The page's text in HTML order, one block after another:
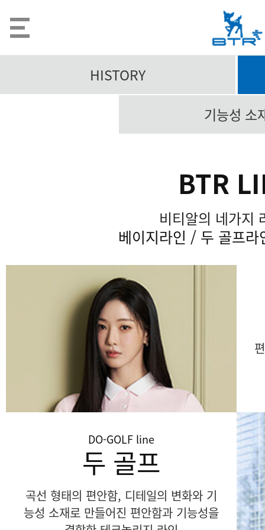
HISTORY
기능성 소
BTR
비티알의 네가지
베이지라인 / 두 골프
DO-GOLF line
두 골프
곡선 형태의 편안함, 디테일의 변화와 기
능성 소재로 만들어진 편안함과 기능성을